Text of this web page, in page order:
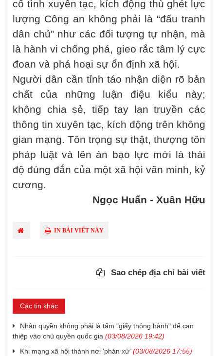
cố tình xuyên tạc, kích động thù ghét lực
lượng Công an không phải là “đấu tranh
dân chủ” như các đối tượng tự nhận, mà
là hành vi chống phá, gieo rắc tâm lý cực
đoan và phá hoại sự ổn định xã hội.
Người dân cần tỉnh táo nhận diện rõ bản
chất của những luận điệu kiểu này;
không chia sẻ, tiếp tay lan truyền các
thông tin xuyên tạc, kích động trên không
gian mạng. Tôn trọng sự thật, thượng tôn
pháp luật và lên án bạo lực mới là thái
độ đúng đắn của một xã hội văn minh, kỷ
cương.
Ngọc Huấn - Xuân Hữu
IN BÀI VIẾT NÀY
Sao chép địa chỉ bài viết
Các tin khác
Nhân quyền không phải là tấm "giấy thông hành" để can
thiệp vào chủ quyền quốc gia (03/08/2026 19:42)
Khi mạng xã hội thành nơi 'phán xử' (03/08/2026 17:55)